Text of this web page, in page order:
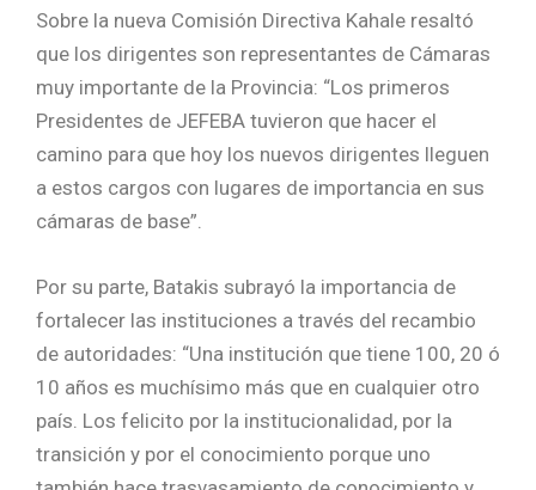
Sobre la nueva Comisión Directiva Kahale resaltó
que los dirigentes son representantes de Cámaras
muy importante de la Provincia: “Los primeros
Presidentes de JEFEBA tuvieron que hacer el
camino para que hoy los nuevos dirigentes lleguen
a estos cargos con lugares de importancia en sus
cámaras de base”.
Por su parte, Batakis subrayó la importancia de
fortalecer las instituciones a través del recambio
de autoridades: “Una institución que tiene 100, 20 ó
10 años es muchísimo más que en cualquier otro
país. Los felicito por la institucionalidad, por la
transición y por el conocimiento porque uno